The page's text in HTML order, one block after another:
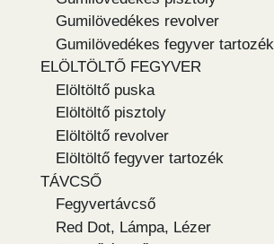
Gumilövedékes revolver
Gumilövedékes fegyver tartozék
ELÖLTÖLTŐ FEGYVER
Elöltöltő puska
Elöltöltő pisztoly
Elöltöltő revolver
Elöltöltő fegyver tartozék
TÁVCSŐ
Fegyvertávcső
Red Dot, Lámpa, Lézer